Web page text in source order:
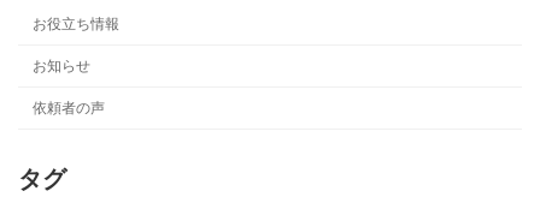
お役立ち情報
お知らせ
依頼者の声
タグ